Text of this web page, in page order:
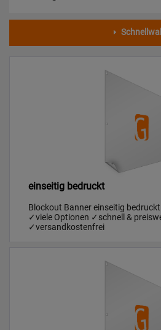
einseitig bedruckt
Blockout Banner einseitig
✓viele Optionen ✓schnell &
✓versandkostenfrei